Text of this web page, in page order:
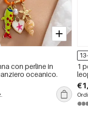
con perline in
oceanico.
1